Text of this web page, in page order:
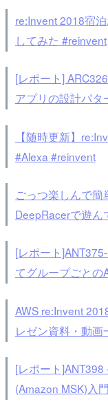
re:Invent 2018宿
してみた #reinvent
[レポート]
アプリの設計パタ
【随時更新】
#Alexa #reinvent
ごっつ楽しんで
DeepRacerで遊ん
[レポート
てグループごとの
AWS re:Invent
レゼン資料・動画
[レポート
(Amazon MSK)入